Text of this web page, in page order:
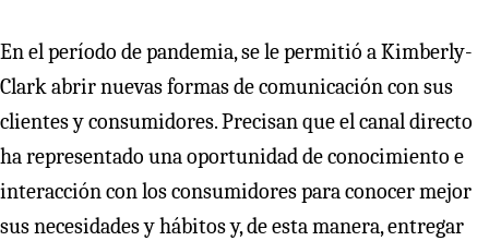
En el período de pandemia, se le permitió a Kimberly-
Clark abrir nuevas formas de comunicación con sus
clientes y consumidores. Precisan que el canal directo
ha representado una oportunidad de conocimiento e
interacción con los consumidores para conocer mejor
sus necesidades y hábitos y, de esta manera, entregar